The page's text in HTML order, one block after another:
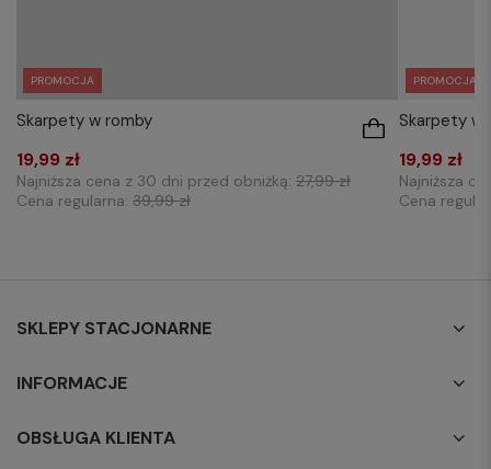
PROMOCJA
Skarpety w romby
19,99 zł
Najniższa cena z 30 dni przed obniżką: 27,99 zł
Cena regularna: 39,99 zł
PROMOCJA
Skarpety w
19,99 zł
Najniższa
Cena
SKLEPY STACJONARNE
INFORMACJE
OBSŁUGA KLIENTA